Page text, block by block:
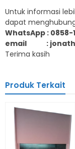
Untuk informasi
dapat
WhatsApp : 0858-
email :
Terima kasih
Produk Terkait